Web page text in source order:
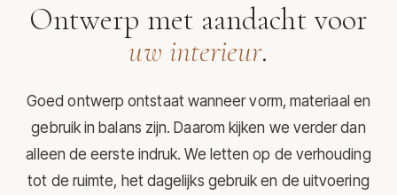
Ontwerp met aandacht voor
uw interieur.
Goed ontwerp ontstaat wanneer vorm, materiaal en
gebruik in balans zijn. Daarom kijken we verder dan
alleen de eerste indruk. We letten op de verhouding
tot de ruimte, het dagelijks gebruik en de uitvoering